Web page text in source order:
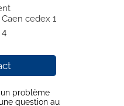
cedex 1
problème
question au